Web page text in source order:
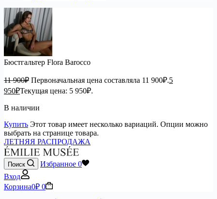
Бюстгальтер Flora Barocco
11 900₽ Первоначальная цена составляла 11 900₽.5
950₽Текущая цена: 5 950₽.
В наличии
Купить Этот товар имеет несколько вариаций. Опции можно
выбрать на странице товара.
ЛЕТНЯЯ РАСПРОДАЖА
Поиск Избранное 0
Вход
Корзина0₽ 0